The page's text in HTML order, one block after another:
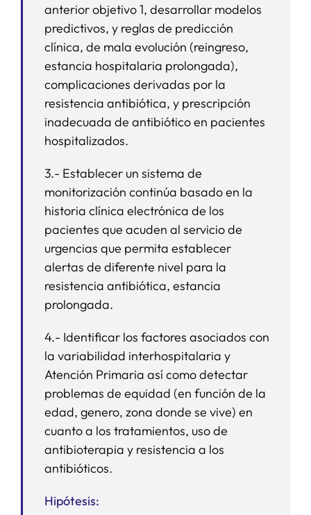
anterior objetivo 1, desarrollar modelos
predictivos, y reglas de predicción
clínica, de mala evolución (reingreso,
estancia hospitalaria prolongada),
complicaciones derivadas por la
resistencia antibiótica, y prescripción
inadecuada de antibiótico en pacientes
hospitalizados.
3.- Establecer un sistema de
monitorización continúa basado en la
historia clínica electrónica de los
pacientes que acuden al servicio de
urgencias que permita establecer
alertas de diferente nivel para la
resistencia antibiótica, estancia
prolongada.
4.- Identificar los factores asociados con
la variabilidad interhospitalaria y
Atención Primaria así como detectar
problemas de equidad (en función de la
edad, genero, zona donde se vive) en
cuanto a los tratamientos, uso de
antibioterapia y resistencia a los
antibióticos.
Hipótesis: